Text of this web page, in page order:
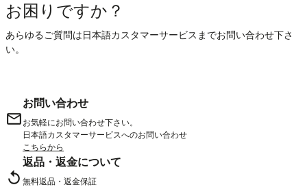
お困りですか？
あらゆるご質問は日本語カスタマーサービスまでお問い合わせ下さ
い。
email
お問い合わせ
お気軽にお問い合わせ下さい。
日本語カスタマーサービスへのお問い合わせ
こちらから
replay
返品・返金について
無料返品・返金保証